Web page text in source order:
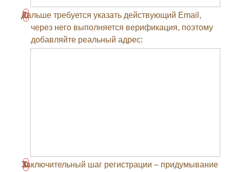
Дальше требуется указать действующий Email,
через него выполняется верификация, поэтому
добавляйте реальный адрес:
Заключительный шаг регистрации – придумывание